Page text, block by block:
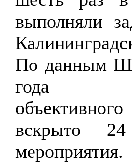
выполняли
По данным
года
вскрыто
мероприятия.